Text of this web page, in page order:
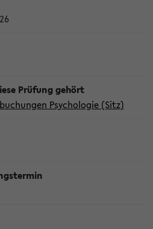
Psychologie (Sitz)